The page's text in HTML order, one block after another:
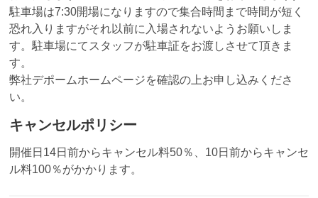
駐車場は7:30開場になりますので集合時間まで時間が短く
恐れ入りますがそれ以前に入場されないようお願いしま
す。駐車場にてスタッフが駐車証をお渡しさせて頂きま
す。
弊社デポームホームページを確認の上お申し込みくださ
い。
キャンセルポリシー
開催日14日前からキャンセル料50％、10日前からキャンセ
ル料100％がかかります。